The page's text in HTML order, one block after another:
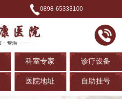
0898-65333100
科室专家 诊疗设备
医院地址 自助挂号